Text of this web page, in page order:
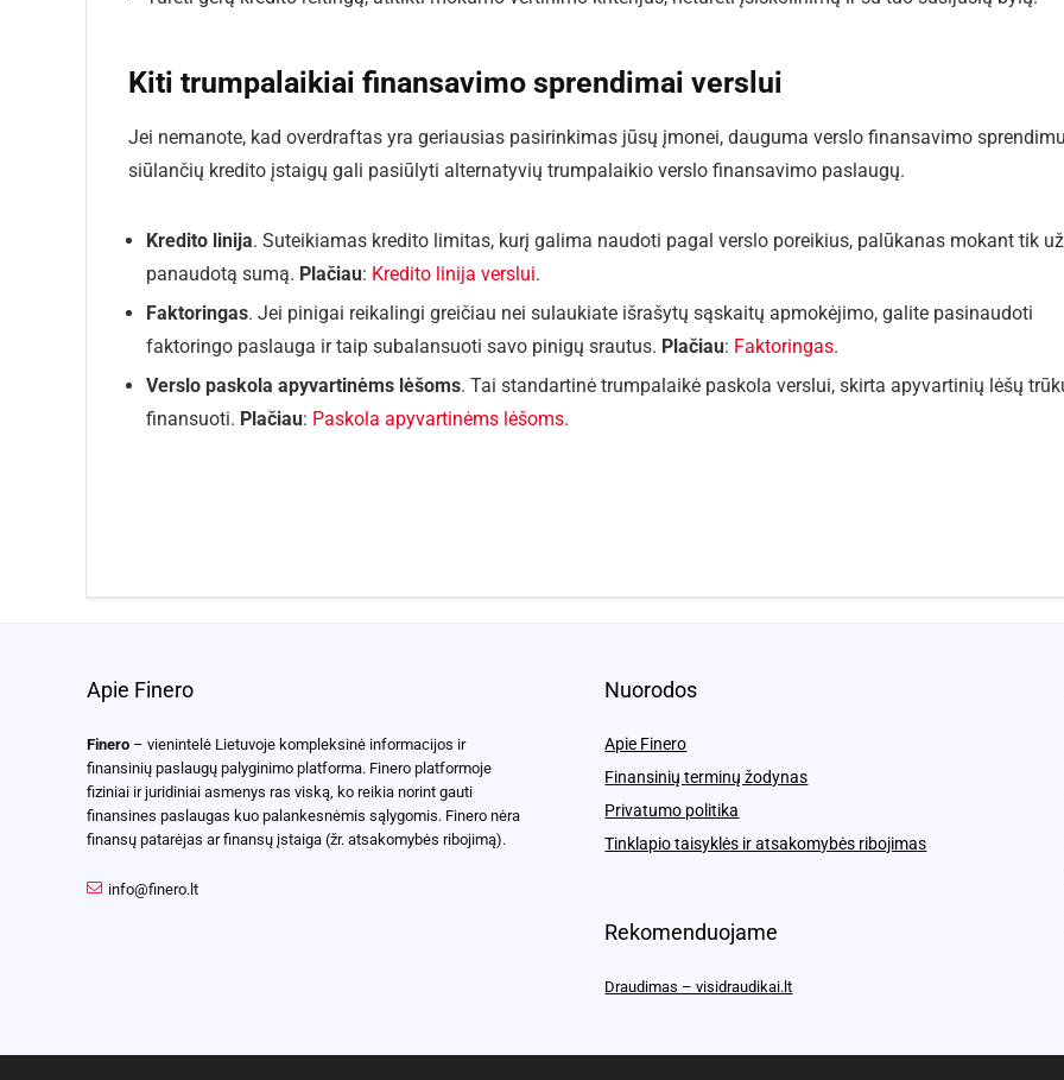
Kiti trumpalaikiai finansavimo sprendimai verslui
Jei nemanote, kad overdraftas yra geriausias pasirinkimas jūsų įmonei, dauguma verslo finansavimo
siūlančių kredito įstaigų gali pasiūlyti alternatyvių trumpalaikio verslo finansavimo paslaugų.
Kredito linija. Suteikiamas kredito limitas, kurį galima naudoti pagal verslo poreikius, palūkanas mokant tik už
panaudotą sumą. Plačiau: Kredito linija verslui.
Faktoringas. Jei pinigai reikalingi greičiau nei sulaukiate išrašytų sąskaitų apmokėjimo, galite pasinaudoti
faktoringo paslauga ir taip subalansuoti savo pinigų srautus. Plačiau: Faktoringas.
Verslo paskola apyvartinėms lėšoms. Tai standartinė trumpalaikė paskola verslui, skirta apyvartinių lėšų
finansuoti. Plačiau: Paskola apyvartinėms lėšoms.
Apie Finero
Finero– vienintelė Lietuvoje kompleksinė informacijos ir
finansinių paslaugų palyginimo platforma. Finero platformoje
fiziniai ir juridiniai asmenys ras viską, ko reikia norint gauti
finansines paslaugas kuo palankesnėmis sąlygomis. Finero nėra
finansų patarėjas ar finansų įstaiga (žr. atsakomybės ribojimą).
info@finero.lt
Nuorodos
Apie Finero
Finansinių terminų žodynas
Privatumo politika
Tinklapio taisyklės ir atsakomybės ribojimas
Rekomenduojame
Draudimas – visidraudikai.lt